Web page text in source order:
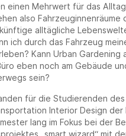
einen Mehrwert für das
also Fahrzeuginnenräume
alltägliche
ich durch das Fahrzeug
Kann Urban Gardening
eben noch am Gebäude
sein?
für die Studierenden des
Interior Design der
lang im Fokus bei der
„smart wizard“ mit